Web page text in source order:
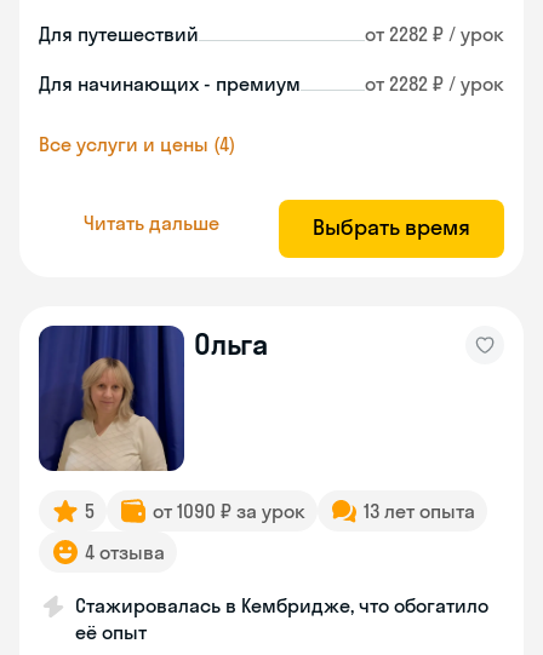
Для путешествий от 2282 ₽ / урок
Для начинающих - премиум от 2282 ₽ / урок
Все услуги и цены (4)
Читать дальше Выбрать время
Ольга
5 от 1090 ₽ за урок
13 лет опыта
4 отзыва
Стажировалась в Кембридже, что обогатило
её опыт